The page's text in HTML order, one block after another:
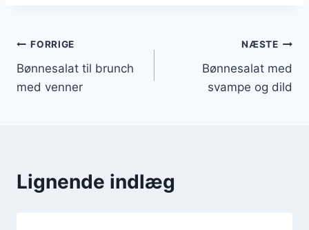
Indlægsnavigation
FORRIGE
Bønnesalat til brunch
med venner
NÆSTE
Bønnesalat med
svampe og dild
Lignende indlæg